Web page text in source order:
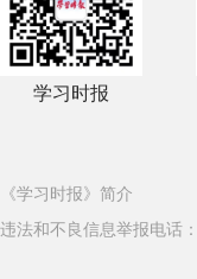
学习时报
《学习时报》简介
违法和不良信息举报电话